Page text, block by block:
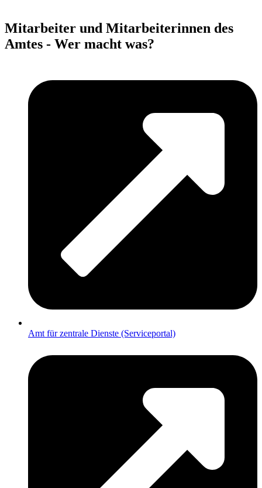
Mitarbeiter und Mitarbeiterinnen des
Amtes - Wer macht was?
Amt für zentrale Dienste (Serviceportal)